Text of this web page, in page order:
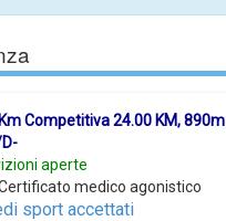
Competitiva 24.00 KM, 890m
aperte
medico agonistico
sport accettati